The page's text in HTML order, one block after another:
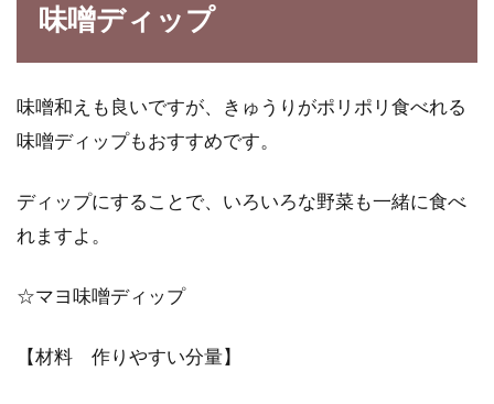
味噌ディップ
味噌和えも良いですが、きゅうりがポリポリ食べれる
味噌ディップもおすすめです。
ディップにすることで、いろいろな野菜も一緒に食べ
れますよ。
☆マヨ味噌ディップ
【材料 作りやすい分量】